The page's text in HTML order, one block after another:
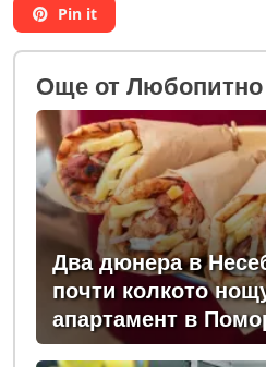
Pin it
Oще от Любопитно
Два дюнера в
почти колкото
апартамент в